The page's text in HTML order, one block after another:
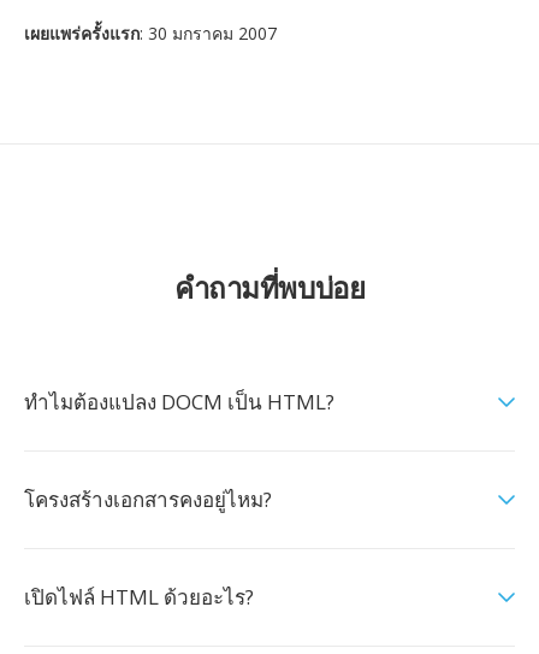
เผยแพร่ครั้งแรก: 30 มกราคม 2007
คำถามที่พบบ่อย
ทำไมต้องแปลง DOCM เป็น HTML?
โครงสร้างเอกสารคงอยู่ไหม?
เปิดไฟล์ HTML ด้วยอะไร?